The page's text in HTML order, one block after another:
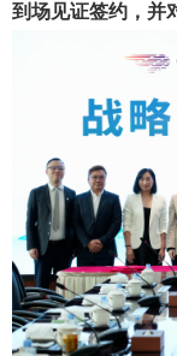
到场见证签约，并